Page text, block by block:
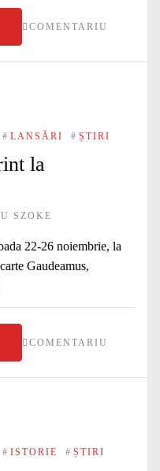
COMENTARIU
# LANSĂRI # ȘTIRI
la
SZOKE
22-26 noiembrie, la
Gaudeamus,
COMENTARIU
# ISTORIE # ȘTIRI